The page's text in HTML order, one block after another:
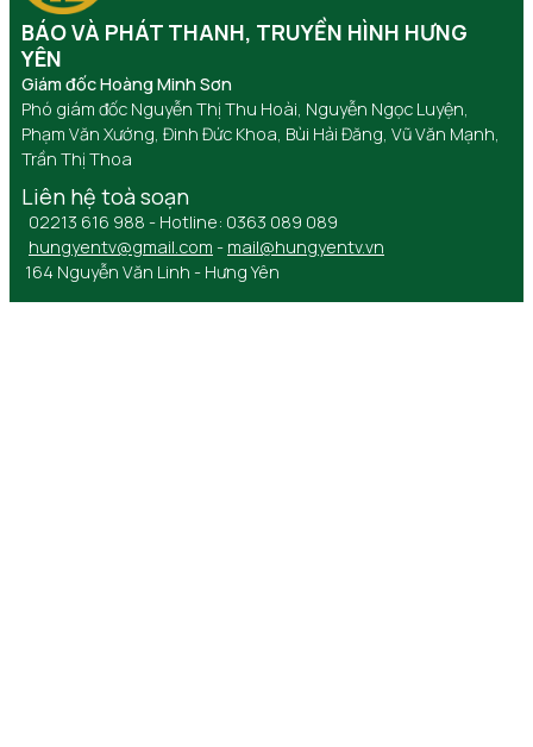
BÁO VÀ PHÁT THANH, TRUYỀN HÌNH HƯNG
YÊN
Giám đốc Hoàng Minh Sơn
Phó giám đốc Nguyễn Thị Thu Hoài, Nguyễn Ngọc Luyện,
Phạm Văn Xướng, Đinh Đức Khoa, Bùi Hải Đăng, Vũ Văn Mạnh,
Trần Thị Thoa
Liên hệ toà soạn
02213 616 988 - Hotline: 0363 089 089
hungyentv@gmail.com - mail@hungyentv.vn
164 Nguyễn Văn Linh - Hưng Yên